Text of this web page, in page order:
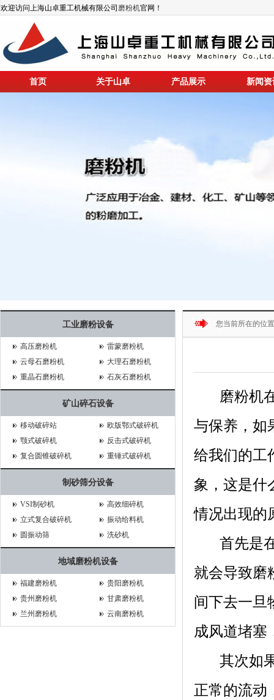
欢迎访问上海山卓重工机械有限公司 磨粉机官网！
首页 关于山卓 产品展示 新闻资
工业磨粉设备
高压磨粉机
雷蒙磨粉机
云母石磨粉机
大理石磨粉机
重晶石磨粉机
石灰石磨粉机
矿山碎石设备
移动破碎站
欧版鄂式破碎机
颚式破碎机
反击式破碎机
复合圆锥破碎机
重锤式破碎机
制砂筛分设备
VSI制砂机
高效细碎机
立式复合破碎机
振动给料机
圆振动筛
洗砂机
地域磨粉机设备
福建磨粉机
贵阳磨粉机
贵州磨粉机
甘肃磨粉机
兰州磨粉机
云南磨粉机
您当前所在的位
磨粉机在
与保养，如
给我们的工
象，这是什
情况出现的
首先是在
就会导致磨
间下去一旦
成风道堵塞
其次如果
正常的流动